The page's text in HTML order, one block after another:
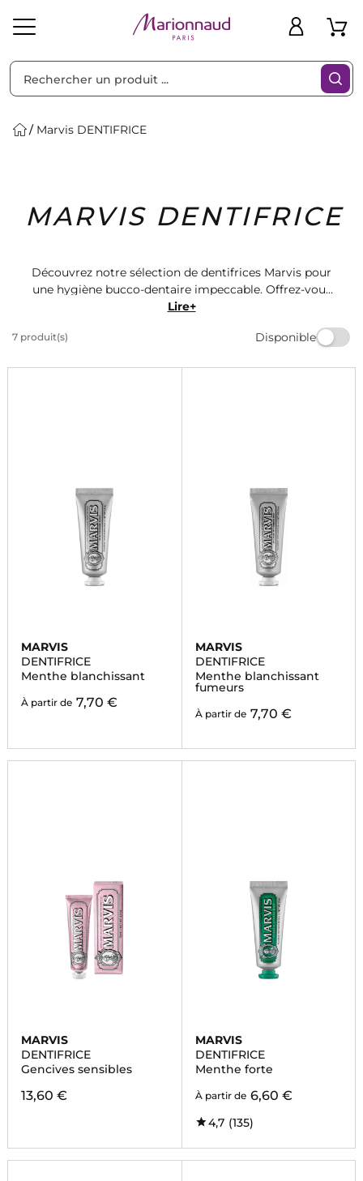
Solaire Homme Marques Idées
Cadeaux
Bons
Plans
Marvis DENTIFRICE
MARVIS DENTIFRICE
Découvrez notre sélection de dentifrices Marvis pour
une hygiène bucco-dentaire impeccable. Offrez-vous
une haleine fraîche et des dents éclatantes grâce à ces
saveurs uniques pour une expérience de brossage
Lire+
7 produit(s) Disponible
Filtres
MARVIS
DENTIFRICE
Menthe blanchissant
À partir de 7,70 €
MARVIS
DENTIFRICE
Menthe blanchissant
fumeurs
À partir de 7,70 €
MARVIS
DENTIFRICE
Gencives sensibles
13,60 €
MARVIS
DENTIFRICE
Menthe forte
À partir de 6,60 €
4,7 (135)